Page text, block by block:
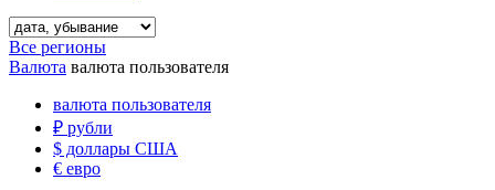
Все регионы
Валюта валюта пользователя
валюта пользователя
₽ рубли
$ доллары США
€ евро